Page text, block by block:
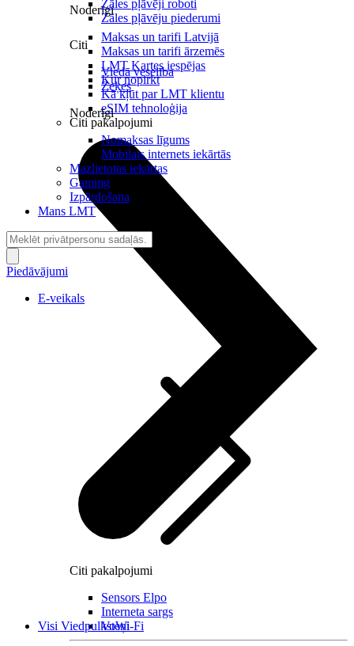
Noderīgi
Maksas un tarifi Latvijā
Maksas un tarifi ārzemēs
LMT Kartes iespējas
Kur nopirkt
Kā kļūt par LMT klientu
eSIM tehnoloģija
Citi pakalpojumi
Citi pakalpojumi
Sensors Elpo
Interneta sargs
VoWi-Fi
Zāles pļāvēji roboti
Zāles pļāvēju piederumi
Citi
Viedā veselība
Zeķes
Noderīgi
Nomaksas līgums
Mobilais internets iekārtās
Mazlietotas iekārtas
Gaming
Izpārdošana
Mans LMT
Piedāvājumi
E-veikals
Visi Viedpulksteņi